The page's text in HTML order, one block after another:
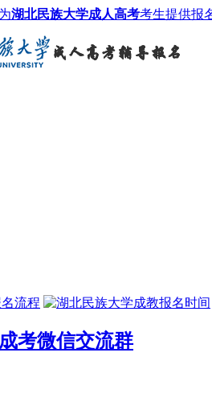
湖北民族大学成人高考考生提供报
考微信交流群